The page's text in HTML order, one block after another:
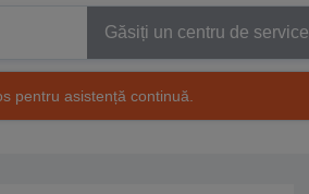
Găsiți un centru de service
pentru asistență continuă.